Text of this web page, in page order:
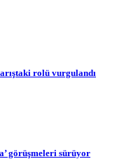
rolü vurgulandı
görüşmeleri sürüyor